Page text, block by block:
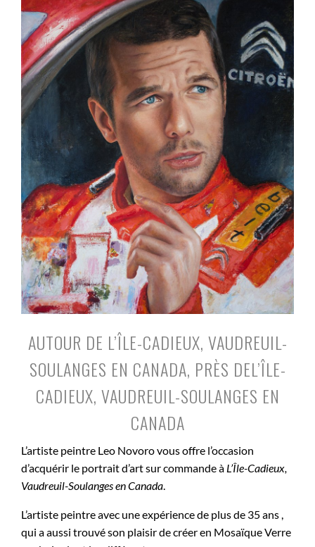
AUTOUR DE L’ÎLE-CADIEUX, VAUDREUIL-
SOULANGES EN CANADA, PRÈS DEL’ÎLE-
CADIEUX, VAUDREUIL-SOULANGES EN
CANADA
L’artiste peintre Leo Novoro vous offre l’occasion
d’acquérir le portrait d’art sur commande à L’Île-Cadieux,
Vaudreuil-Soulanges en Canada.
L’artiste peintre avec une expérience de plus de 35 ans ,
qui a aussi trouvé son plaisir de créer en Mosaïque Verre